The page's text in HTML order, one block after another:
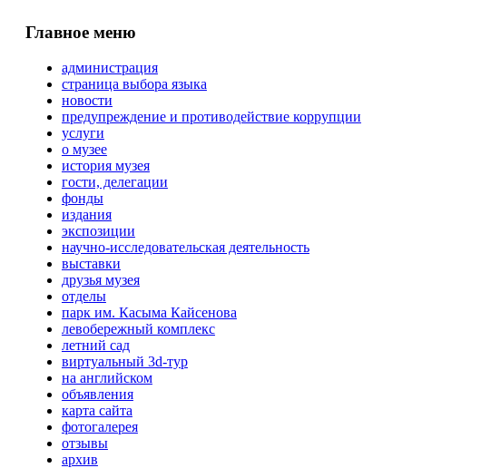
Главное меню
администрация
страница выбора языка
новости
предупреждение и противодействие коррупции
услуги
о музее
история музея
гости, делегации
фонды
издания
экспозиции
научно-исследовательская деятельность
выставки
друзья музея
отделы
парк им. Касыма Кайсенова
левобережный комплекс
летний сад
виртуальный 3d-тур
на английском
объявления
карта сайта
фотогалерея
отзывы
архив